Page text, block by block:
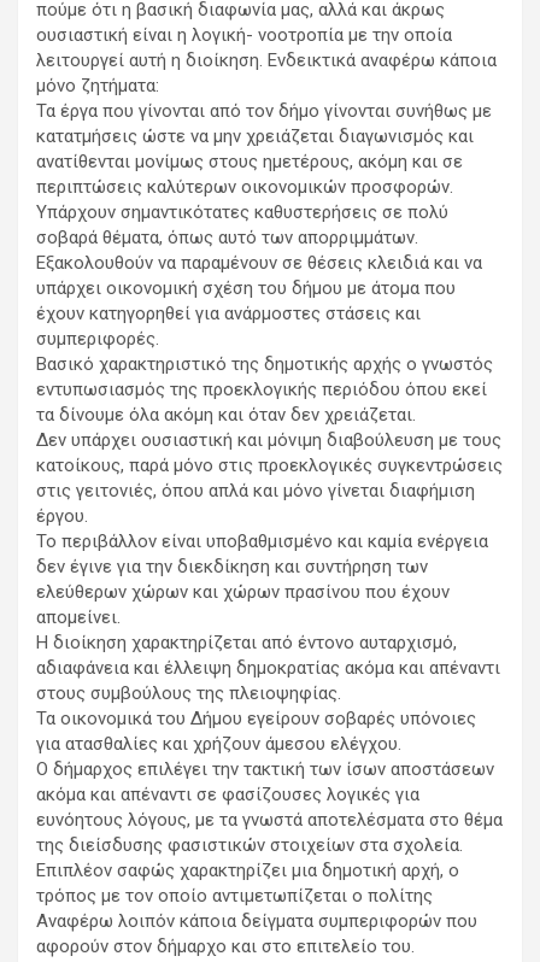
πούμε ότι η βασική διαφωνία μας, αλλά και άκρως
ουσιαστική είναι η λογική- νοοτροπία με την οποία
λειτουργεί αυτή η διοίκηση. Ενδεικτικά αναφέρω κάποια
μόνο ζητήματα:
Τα έργα που γίνονται από τον δήμο γίνονται συνήθως με
κατατμήσεις ώστε να μην χρειάζεται διαγωνισμός και
ανατίθενται μονίμως στους ημετέρους, ακόμη και σε
περιπτώσεις καλύτερων οικονομικών προσφορών.
Υπάρχουν σημαντικότατες καθυστερήσεις σε πολύ
σοβαρά θέματα, όπως αυτό των απορριμμάτων.
Εξακολουθούν να παραμένουν σε θέσεις κλειδιά και να
υπάρχει οικονομική σχέση του δήμου με άτομα που
έχουν κατηγορηθεί για ανάρμοστες στάσεις και
συμπεριφορές.
Βασικό χαρακτηριστικό της δημοτικής αρχής ο γνωστός
εντυπωσιασμός της προεκλογικής περιόδου όπου εκεί
τα δίνουμε όλα ακόμη και όταν δεν χρειάζεται.
Δεν υπάρχει ουσιαστική και μόνιμη διαβούλευση με τους
κατοίκους, παρά μόνο στις προεκλογικές συγκεντρώσεις
στις γειτονιές, όπου απλά και μόνο γίνεται διαφήμιση
έργου.
Το περιβάλλον είναι υποβαθμισμένο και καμία ενέργεια
δεν έγινε για την διεκδίκηση και συντήρηση των
ελεύθερων χώρων και χώρων πρασίνου που έχουν
απομείνει.
Η διοίκηση χαρακτηρίζεται από έντονο αυταρχισμό,
αδιαφάνεια και έλλειψη δημοκρατίας ακόμα και απέναντι
στους συμβούλους της πλειοψηφίας.
Τα οικονομικά του Δήμου εγείρουν σοβαρές υπόνοιες
για ατασθαλίες και χρήζουν άμεσου ελέγχου.
Ο δήμαρχος επιλέγει την τακτική των ίσων αποστάσεων
ακόμα και απέναντι σε φασίζουσες λογικές για
ευνόητους λόγους, με τα γνωστά αποτελέσματα στο θέμα
της διείσδυσης φασιστικών στοιχείων στα σχολεία.
Επιπλέον σαφώς χαρακτηρίζει μια δημοτική αρχή, ο
τρόπος με τον οποίο αντιμετωπίζεται ο πολίτης
Αναφέρω λοιπόν κάποια δείγματα συμπεριφορών που
αφορούν στον δήμαρχο και στο επιτελείο του.